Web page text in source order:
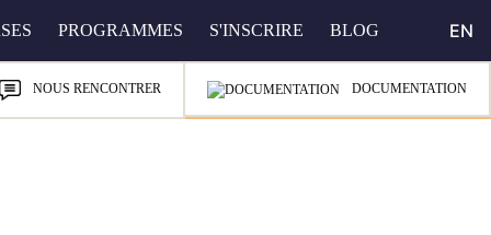
PROGRAMMES S'INSCRIRE BLOG EN
DOCUMENTATION
NOUS RENCONTRER